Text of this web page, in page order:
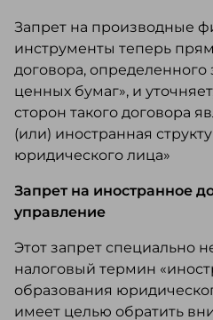
Запрет на производные
инструменты теперь
договора,
ценных бумаг», и
сторон такого договора
(или) иностранная
юридического лица»
Запрет на иностранное
управление
Этот запрет специально
налоговый термин
образования
имеет целью обратить